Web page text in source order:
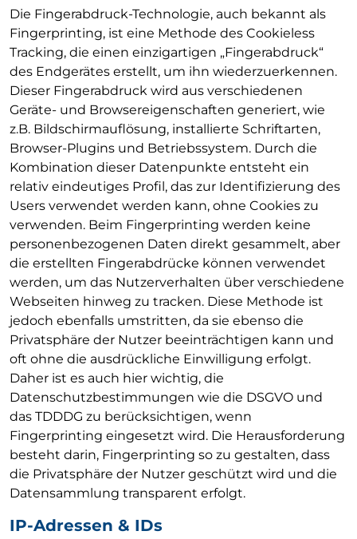
Die Fingerabdruck-Technologie, auch bekannt als
Fingerprinting, ist eine Methode des Cookieless
Tracking, die einen einzigartigen „Fingerabdruck“
des Endgerätes erstellt, um ihn wiederzuerkennen.
Dieser Fingerabdruck wird aus verschiedenen
Geräte- und Browsereigenschaften generiert, wie
z.B. Bildschirmauflösung, installierte Schriftarten,
Browser-Plugins und Betriebssystem. Durch die
Kombination dieser Datenpunkte entsteht ein
relativ eindeutiges Profil, das zur Identifizierung des
Users verwendet werden kann, ohne Cookies zu
verwenden. Beim Fingerprinting werden keine
personenbezogenen Daten direkt gesammelt, aber
die erstellten Fingerabdrücke können verwendet
werden, um das Nutzerverhalten über verschiedene
Webseiten hinweg zu tracken. Diese Methode ist
jedoch ebenfalls umstritten, da sie ebenso die
Privatsphäre der Nutzer beeinträchtigen kann und
oft ohne die ausdrückliche Einwilligung erfolgt.
Daher ist es auch hier wichtig, die
Datenschutzbestimmungen wie die DSGVO und
das TDDDG zu berücksichtigen, wenn
Fingerprinting eingesetzt wird. Die Herausforderung
besteht darin, Fingerprinting so zu gestalten, dass
die Privatsphäre der Nutzer geschützt wird und die
Datensammlung transparent erfolgt.
IP-Adressen & IDs